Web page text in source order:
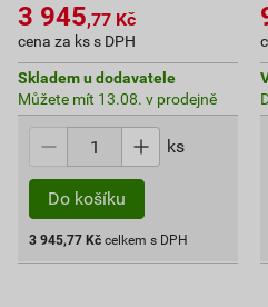
3 945,77 Kč
cena za ks s DPH
Skladem u dodavatele
Můžete mít 13.08. v prodejně
ks
Do košíku
3 945,77 Kč celkem s DPH